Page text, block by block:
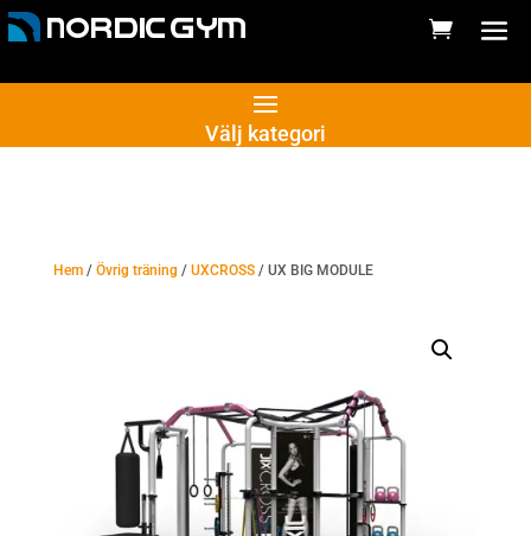
Välj kategori
Hem/ Övrig träning / UXCROSS/ UX BIG MODULE